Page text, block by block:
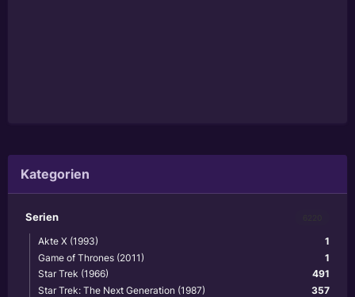
Kategorien
Serien
1
Akte X (1993)
1
Game of Thrones (2011)
491
Star Trek (1966)
357
Star Trek: The Next Generation (1987)